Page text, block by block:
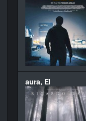
aura, El